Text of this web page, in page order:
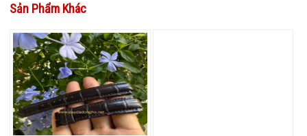
Sản Phẩm Khác